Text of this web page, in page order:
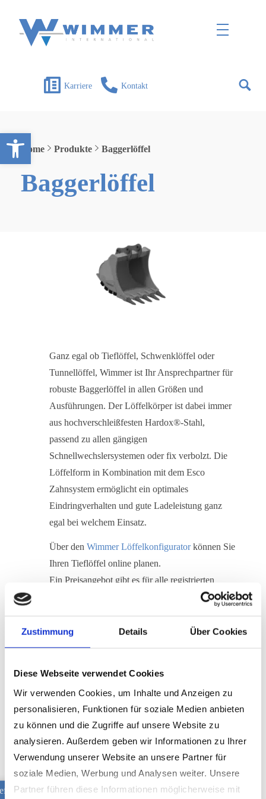
Open toolbar
Zustimmung Details Über Cookies
Diese Webseite verwendet Cookies
Wir verwenden Cookies, um Inhalte und Anzeigen zu
personalisieren, Funktionen für soziale Medien anbieten
zu können und die Zugriffe auf unsere Website zu
analysieren. Außerdem geben wir Informationen zu Ihrer
Verwendung unserer Website an unsere Partner für
soziale Medien, Werbung und Analysen weiter. Unsere
Partner führen diese Informationen möglicherweise mit
Karriere Kontakt
Home Produkte Baggerlöffel
Baggerlöffel
Ganz egal ob Tieflöffel, Schwenklöffel oder
Tunnellöffel, Wimmer ist Ihr Ansprechpartner für
robuste Baggerlöffel in allen Größen und
Ausführungen. Der Löffelkörper ist dabei immer
aus hochverschleißfesten Hardox®-Stahl,
passend zu allen gängigen
Schnellwechslersystemen oder fix verbolzt. Die
Löffelform in Kombination mit dem Esco
Zahnsystem ermöglicht ein optimales
Eindringverhalten und gute Ladeleistung ganz
egal bei welchem Einsatz.
Über den Wimmer Löffelkonfiguratorkönnen Sie
Ihren Tieflöffel online planen.
Ein Preisangebot gibt es für alle registrierten
XHD